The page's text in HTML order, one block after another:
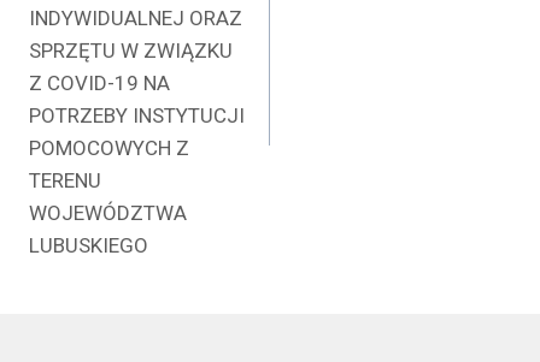
INDYWIDUALNEJ ORAZ
SPRZĘTU W ZWIĄZKU
Z COVID-19 NA
POTRZEBY INSTYTUCJI
POMOCOWYCH Z
TERENU
WOJEWÓDZTWA
LUBUSKIEGO